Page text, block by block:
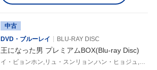
中古
DVD・ブルーレイ
BLU-RAY DISC
王になった男 プレミアムBOX(Blu-ray Disc)